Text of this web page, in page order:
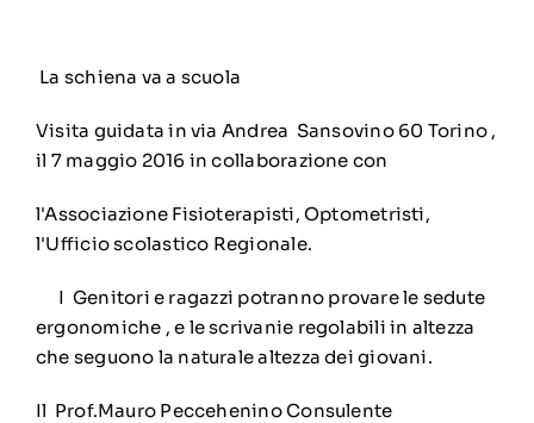
La schiena va a scuola
Visita guidata in via Andrea Sansovino 60 Torino ,
il 7 maggio 2016 in collaborazione con
l'Associazione Fisioterapisti, Optometristi,
l'Ufficio scolastico Regionale.
I Genitori e ragazzi potranno provare le sedute
ergonomiche , e le scrivanie regolabili in altezza
che seguono la naturale altezza dei giovani.
Il Prof.Mauro Peccehenino Consulente